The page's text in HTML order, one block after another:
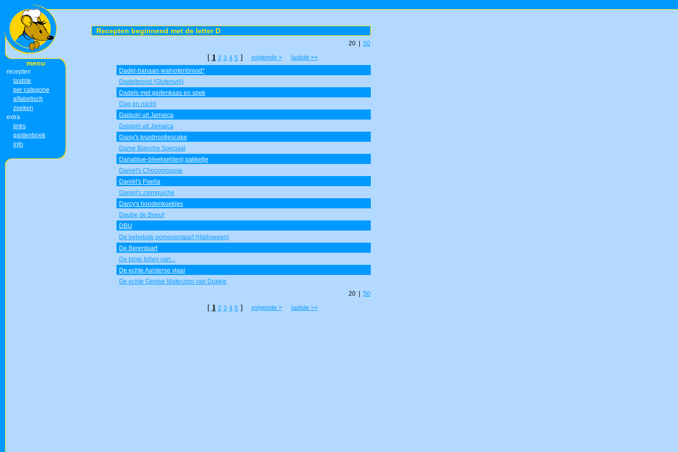
menu
recepten
laatste
per categorie
alfabetisch
zoeken
extra
links
gastenboek
info
Recepten beginnend met de letter D
20 | 50
[ 1 2 3 4 5 ] volgende >
laatste >>
Dadel-banaan-walnotenbrood*
Dadelbrood (Glutenvrij)
Dadels met geitenkaas en spek
Dag en nacht
Daiquiri uit Jamaica
Daiquiri uit Jamaica
Daisy's kruidnootjescake
Dame Blanche Speciaal
Danablue-bleekselderij pakketje
Daniël's Chocomousse
Daniël's Paella
Daniël's zalmquiche
Darcy's hondenkoekjes
Daube de Boeuf
DBU
De behekste pompoentaart (Halloween)
De Berentaart
De blote billen van...
De echte Aalsterse vlaai
De echte Gentse Waterzooi van Dukkie
20 | 50
[ 1 2 3 4 5 ] volgende > laatste >>